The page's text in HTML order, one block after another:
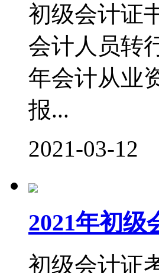
初级会计证
会计人员转
年会计从业
报...
2021-03-12
2021年初级
初级会计证